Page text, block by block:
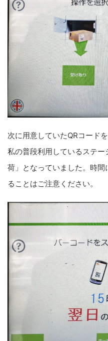
次に用意していたQRコード
私の普段利用しているステ
荷」となっていました。時
ることはご注意ください。